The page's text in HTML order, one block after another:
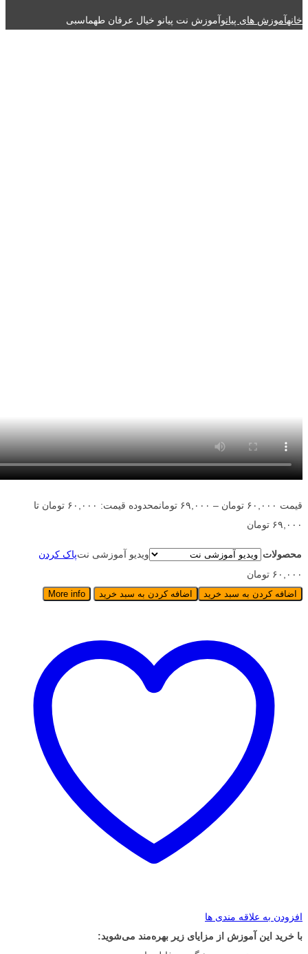
خانهآموزش های پیانوآموزش نت پیانو خیال عرفان طهماسبی
قیمت ۶۰,۰۰۰ تومان – ۶۹,۰۰۰ تومان
محدوده قیمت: ۶۰,۰۰۰ تومان تا
۶۹,۰۰۰ تومان
محصولات ویدیو آموزشی نتپاک کردن
۶۰,۰۰۰ تومان
اضافه کردن به سبد خرید اضافه کردن به سبد خرید More info
افزودن به علاقه مندی ها
با خرید این آموزش از مزایای زیر بهره‌مند می‌شوید: